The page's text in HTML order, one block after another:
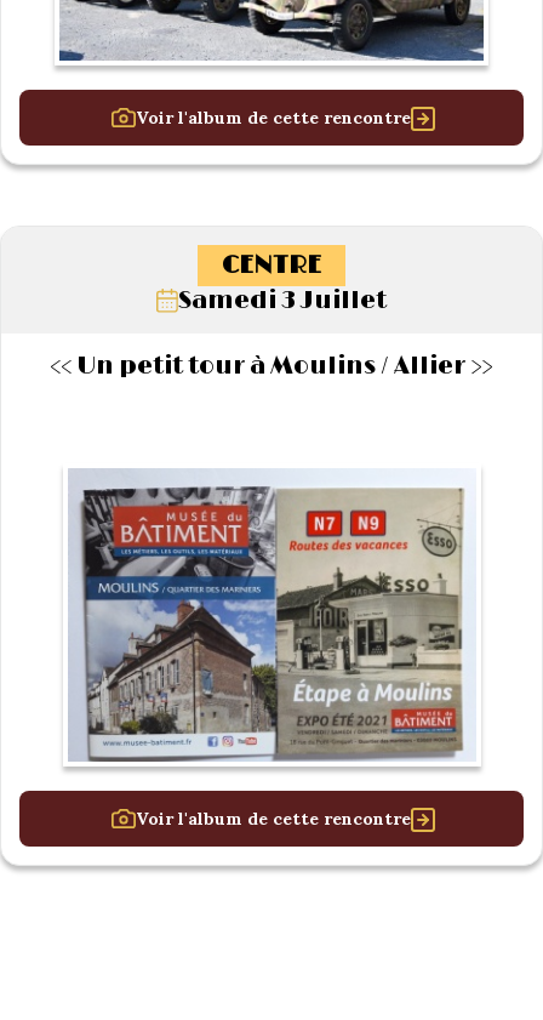
Voir l'album de cette rencontre
CENTRE
Samedi 3 Juillet
<< Un petit tour à Moulins / Allier >>
Voir l'album de cette rencontre